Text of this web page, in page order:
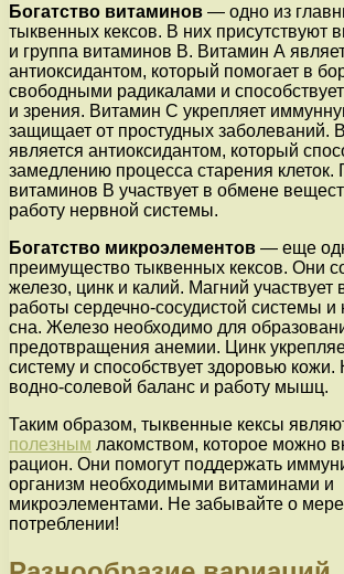
Богатство витаминов — одно из
тыквенных кексов. В них присутствуют
и группа витаминов В. Витамин А
антиоксидантом, который помогает в
свободными радикалами и
и зрения. Витамин С укрепляет
защищает от простудных заболеваний.
является антиоксидантом, который
замедлению процесса старения клеток.
витаминов В участвует в обмене
работу нервной системы.
Богатство микроэлементов — еще
преимущество тыквенных кексов. Они
железо, цинк и калий. Магний участвует
работы сердечно-сосудистой системы и
сна. Железо необходимо для
предотвращения анемии. Цинк
систему и способствует здоровью кожи.
водно-солевой баланс и работу мышц.
Таким образом, тыквенные кексы
полезным лакомством, которое можно
рацион. Они помогут поддержать
организм необходимыми витаминами и
микроэлементами. Не забывайте о
потреблении!